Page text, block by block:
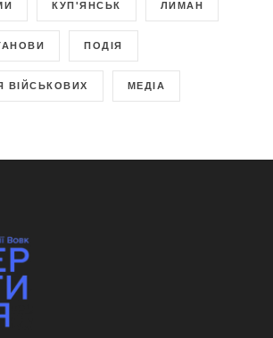
КУП'ЯНСЬК ЛИМАН
ПОДІЯ
ВІЙСЬКОВИХ МЕДІА